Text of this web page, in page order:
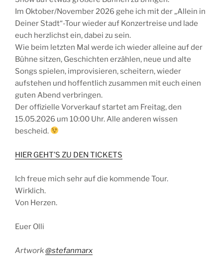
Im Oktober/November 2026 gehe ich mit der „Allein in
Deiner Stadt“-Tour wieder auf Konzertreise und lade
euch herzlichst ein, dabei zu sein.
Wie beim letzten Mal werde ich wieder alleine auf der
Bühne sitzen, Geschichten erzählen, neue und alte
Songs spielen, improvisieren, scheitern, wieder
aufstehen und hoffentlich zusammen mit euch einen
guten Abend verbringen.
Der offizielle Vorverkauf startet am Freitag, den
15.05.2026 um 10:00 Uhr. Alle anderen wissen
bescheid.
HIER GEHT’S ZU DEN TICKETS
Ich freue mich sehr auf die kommende Tour.
Wirklich.
Von Herzen.
Euer Olli
Artwork@stefanmarx